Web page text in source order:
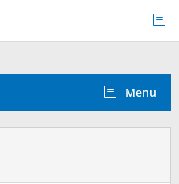
Menu